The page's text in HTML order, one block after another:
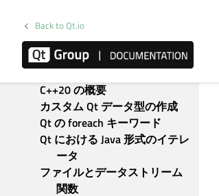
Back to Qt.io
ーク
Qt リソースシステム
Qt シリアライズ
コンテナクラス
C++20 の概要
カスタム Qt データ型の作成
Qt の foreach キーワード
Qt における Java 形式のイテレ
ータ
ファイルとデータストリーム
関数